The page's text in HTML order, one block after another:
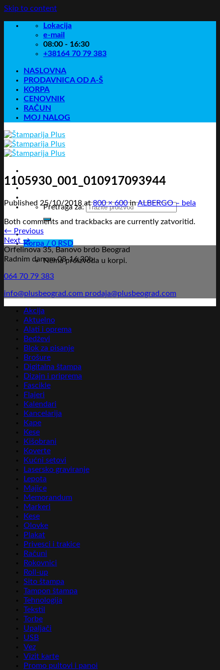
Skip to content
Lokacija
e-mail
08:00 - 16:30
+38164 70 79 383
NASLOVNA
PRODAVNICA OD A-Š
KORPA
CENOVNIK
RAČUN
MOJ NALOG
Pretraga za:
Korpa / 0 RSD
Nema proizvoda u korpi.
1105930_001_010917093944
Published 25/10/2018 at800 × 600inALBERGO – bela
Both comments and trackbacks are currently zatvoritid.
← Previous
Next →
Orfelinova 35, Banovo brdo Beograd
Radnim danom 08-16,30h
064 70 79 383
info@plusbeograd.com prodaja@plusbeograd.com
Akcija
Aktuelno
Alati i oprema
Bedževi
Blok za pisanje
Brošure
Digitalna štampa
Dizajn i priprema
Fascikle
Flajeri
Kalendari
Kancelarija
Kape
Kese
Kišobrani
Koverte
Kućni setovi
Lasersko graviranje
Lepota
Majice
Memorandum
Markeri
Kese
Olovke
Plakat
Privesci i trakice
Računi
Rokovnici
Roll-up
Sito štampa
Tampon štampa
Tehnologija
Tekstil
Torbe
Upaljači
USB
Vez
Vizit karte
Promo pultovi i panoi